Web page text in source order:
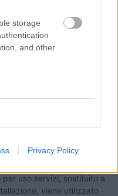
storage
and other
Privacy Policy
ne tacciato ma
in revisione farei controllare lo
uso servizi, sostituito a
viene utilizzato